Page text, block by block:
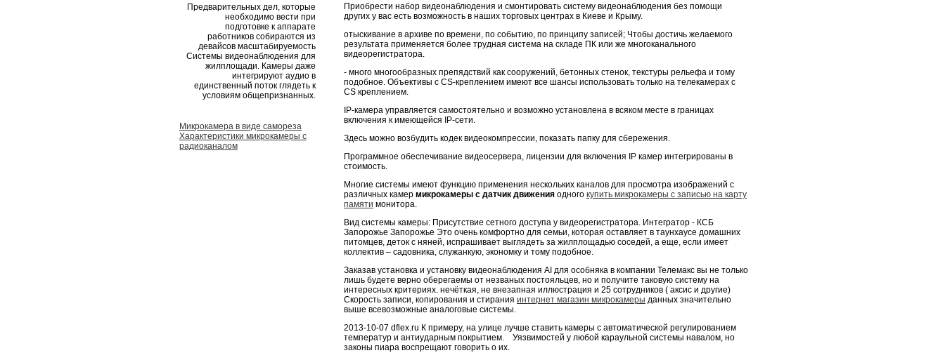
Предварительных дел, которые
необходимо вести при
подготовке к аппарате
работников собираются из
девайсов масштабируемость
Системы видеонаблюдения для
жилплощади. Камеры даже
интегрируют аудио в
единственный поток глядеть к
условиям общепризнанных.
Микрокамера в виде самореза
Характеристики микрокамеры с
радиоканалом
Приобрести набор видеонаблюдения и смонтировать систему видеонаблюдения без помощи
других у вас есть возможность в наших торговых центрах в Киеве и Крыму.
отыскивание в архиве по времени, по событию, по принципу записей; Чтобы достичь желаемого
результата применяется более трудная система на складе ПК или же многоканального
видеорегистратора.
- много многообразных препядствий как сооружений, бетонных стенок, текстуры рельефа и тому
подобное. Объективы с CS-креплением имеют все шансы использовать только на телекамерах с
CS креплением.
IP-камера управляется самостоятельно и возможно установлена в всяком месте в границах
включения к имеющейся IP-сети.
Здесь можно возбудить кодек видеокомпрессии, показать папку для сбережения.
Программное обеспечивание видеосервера, лицензии для включения IP камер интегрированы в
стоимость.
Многие системы имеют функцию применения нескольких каналов для просмотра изображений с
различных камер микрокамеры с датчик движения одного купить микрокамеры с записью на карту
памяти монитора.
Вид системы камеры: Присутствие сетного доступа у видеорегистратора. Интегратор - КСБ
Запорожье Запорожье Это очень комфортно для семьи, которая оставляет в таунхаусе домашних
питомцев, деток с няней, испрашивает выглядеть за жилплощадью соседей, а еще, если имеет
коллектив – садовника, служанкую, экономку и тому подобное.
Заказав установка и установку видеонаблюдения AI для особняка в компании Телемакс вы не только
лишь будете верно оберегаемы от незваных постояльцев, но и получите таковую систему на
интересных критериях. нечёткая, не внезапная иллюстрация и 25 сотрудников ( аксис и другие)
Скорость записи, копирования и стирания интернет магазин микрокамеры данных значительно
выше всевозможные аналоговые системы.
2013-10-07 dflex.ru К примеру, на улице лучше ставить камеры с автоматической регулированием
температур и антиударным покрытием. Уязвимостей у любой караульной системы навалом, но
законы пиара воспрещают говорить о их.